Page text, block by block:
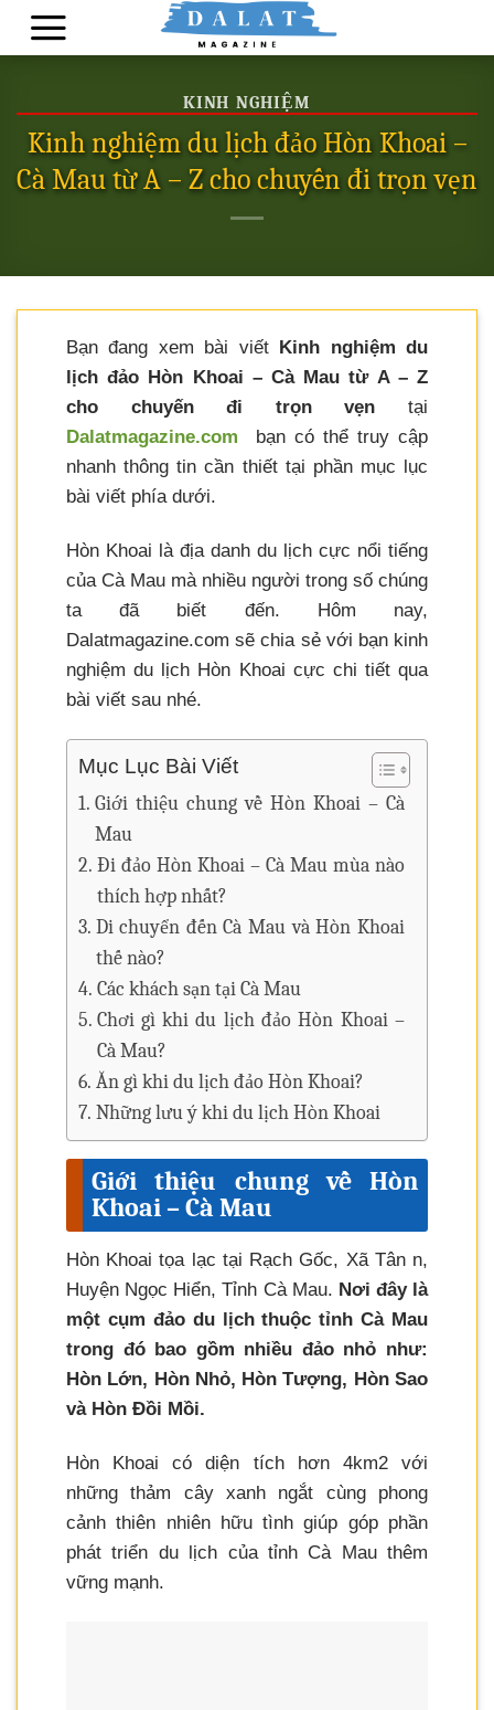
Skip
KINH NGHIỆM
Kinh nghiệm du lịch đảo Hòn Khoai –
Cà Mau từ A – Z cho chuyến đi trọn vẹn
Bạn đang xem bài viết Kinh nghiệm du
lịch đảo Hòn Khoai – Cà Mau từ A – Z
cho chuyến đi trọn vẹn tại
Dalatmagazine.com
bạn có thể truy cập
nhanh thông tin cần thiết tại phần mục lục
bài viết phía dưới.
Hòn Khoai là địa danh du lịch cực nổi tiếng
của Cà Mau mà nhiều người trong số chúng
ta đã biết đến. Hôm nay,
Dalatmagazine.com sẽ chia sẻ với bạn kinh
nghiệm du lịch Hòn Khoai cực chi tiết qua
bài viết sau nhé.
Mục Lục Bài Viết
Giới thiệu chung về Hòn Khoai – Cà
Mau
Đi đảo Hòn Khoai – Cà Mau mùa nào
thích hợp nhất?
Di chuyển đến Cà Mau và Hòn Khoai
thế nào?
Các khách sạn tại Cà Mau
Chơi gì khi du lịch đảo Hòn Khoai –
Cà Mau?
Ăn gì khi du lịch đảo Hòn Khoai?
Những lưu ý khi du lịch Hòn Khoai
Giới thiệu chung về Hòn
Khoai – Cà Mau
Hòn Khoai tọa lạc tại Rạch Gốc, Xã Tân n,
Huyện Ngọc Hiển, Tỉnh Cà Mau. Nơi đây là
một cụm đảo du lịch thuộc tỉnh Cà Mau
trong đó bao gồm nhiều đảo nhỏ như:
Hòn Lớn, Hòn Nhỏ, Hòn Tượng, Hòn Sao
và Hòn Đồi Mồi.
Hòn Khoai có diện tích hơn 4km2 với
những thảm cây xanh ngắt cùng phong
cảnh thiên nhiên hữu tình giúp góp phần
phát triển du lịch của tỉnh Cà Mau thêm
vững mạnh.